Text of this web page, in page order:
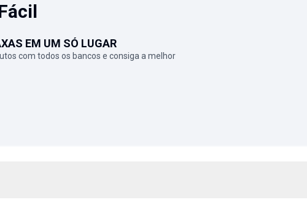
EM UM SÓ LUGAR
com todos os bancos e consiga a melhor